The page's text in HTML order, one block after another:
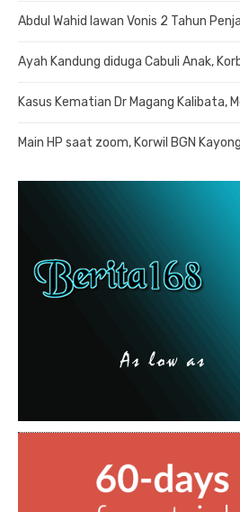
Abdul Wahid lawan Vonis 2 Tahun
Ayah Kandung diduga Cabuli Anak,
Kasus Kematian Dr Magang Kalibata,
Main HP saat zoom, Korwil BGN